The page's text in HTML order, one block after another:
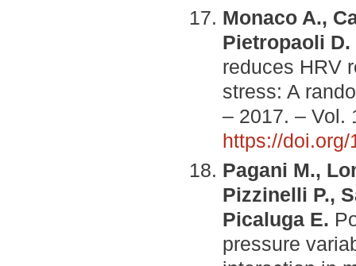
Monaco A.,
Pietropaoli D.
reduces HRV
stress: A
– 2017. – Vol.
https://
Pagani M.,
Pizzinelli P.,
Picaluga E.
pressure